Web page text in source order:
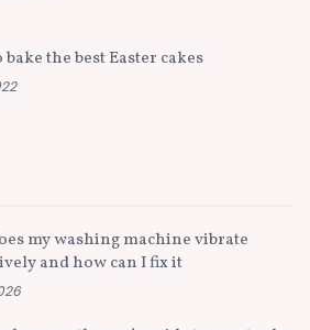
bake the best Easter cakes
my washing machine vibrate
and how can I fix it